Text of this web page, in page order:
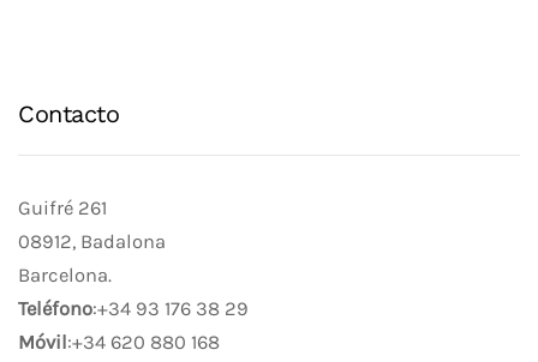
Contacto
Guifré 261
08912, Badalona
Barcelona.
Teléfono:+34 93 176 38 29
Móvil:+34 620 880 168